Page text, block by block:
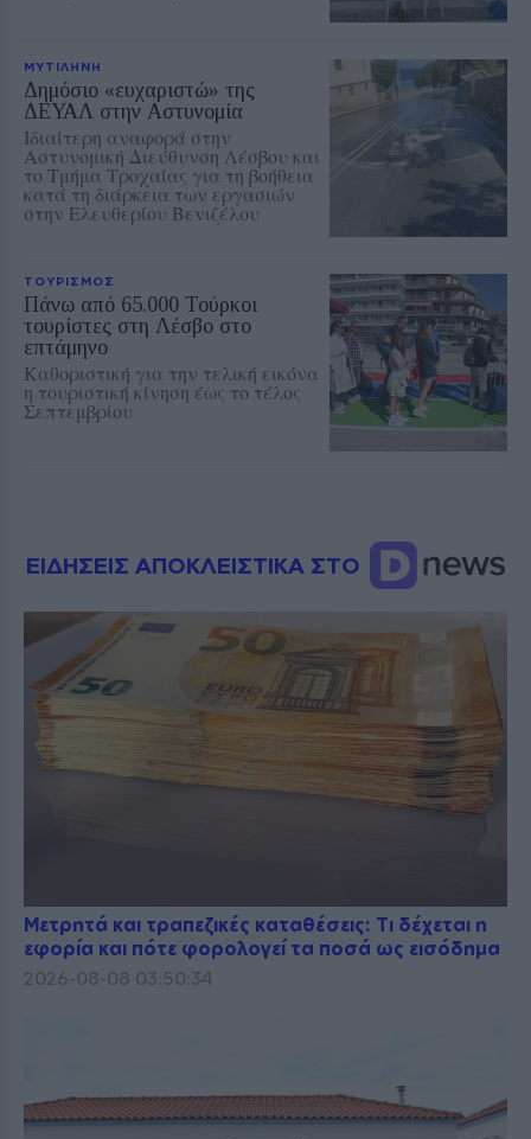
ΜΥΤΙΛΗΝΗ
Δημόσιο «ευχαριστώ» της
ΔΕΥΑΛ στην Αστυνομία
Ιδιαίτερη αναφορά στην
Αστυνομική Διεύθυνση Λέσβου και
το Τμήμα Τροχαίας για τη βοήθεια
κατά τη διάρκεια των εργασιών
στην Ελευθερίου Βενιζέλου
ΤΟΥΡΙΣΜΟΣ
Πάνω από 65.000 Τούρκοι
τουρίστες στη Λέσβο στο
επτάμηνο
Καθοριστική για την τελική εικόνα
η τουριστική κίνηση έως το τέλος
Σεπτεμβρίου
ΕΙΔΗΣΕΙΣ ΑΠΟΚΛΕΙΣΤΙΚΑ ΣΤΟ
Μετρητά και τραπεζικές καταθέσεις: Τι δέχεται η
εφορία και πότε φορολογεί τα ποσά ως εισόδημα
2026-08-08 03:50:34